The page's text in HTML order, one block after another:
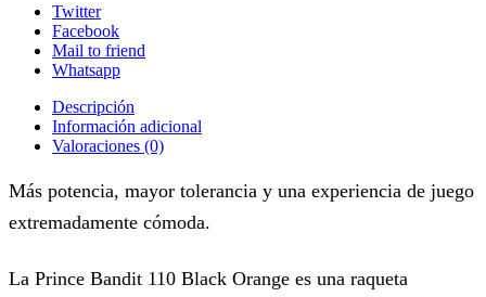
Twitter
Facebook
Mail to friend
Whatsapp
Descripción
Información adicional
Valoraciones (0)
Más potencia, mayor tolerancia y una experiencia de juego
extremadamente cómoda.
La Prince Bandit 110 Black Orange es una raqueta